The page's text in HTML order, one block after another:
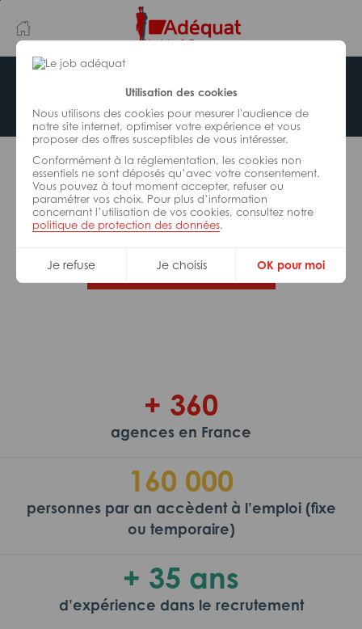
Utilisation des cookies
Nous utilisons des cookies pour mesurer l'audience de
notre site internet, optimiser votre expérience et vous
proposer des offres susceptibles de vous intéresser.
Conformément à la réglementation, les cookies non
essentiels ne sont déposés qu’avec votre consentement.
Vous pouvez à tout moment accepter, refuser ou
paramétrer vos choix. Pour plus d’information
concernant l’utilisation de vos cookies, consultez notre
politique de protection des données.
Je refuse Je choisis OK pour moi
au
contenu
principal
navigation
Offre indisponible
L’offre d’emploi que vous tentez de consulter n’est
plus disponible.
De nombreuses autres missions peuvent vous
correspondre, consultez toutes nos offres.
Trouvez votre job Adéquat !
+ 360
agences en France
160 000
personnes par an accèdent à l’emploi (fixe
ou temporaire)
+ 35 ans
d’expérience dans le recrutement